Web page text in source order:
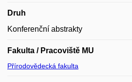
Druh
Konferenční abstrakty
Fakulta / Pracoviště MU
Přírodovědecká fakulta